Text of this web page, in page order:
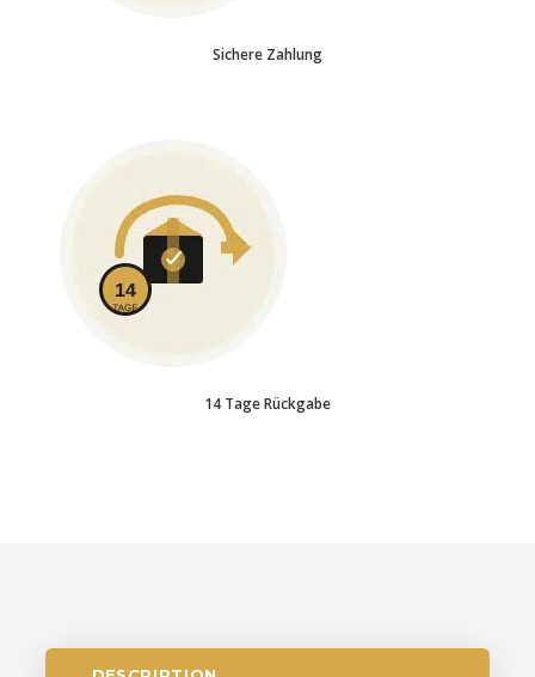
Sichere Zahlung
14 Tage Rückgabe